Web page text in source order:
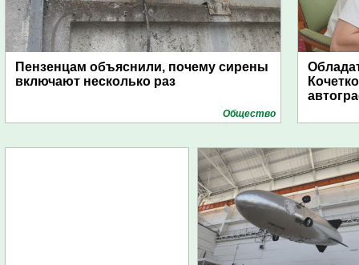
Пензенцам объяснили, почему сирены
включают несколько раз
Общество